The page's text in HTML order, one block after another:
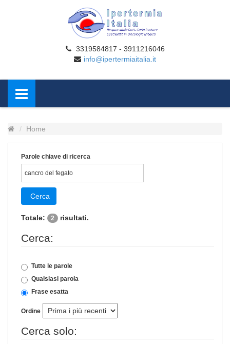
3319584817 - 3911216046
info@ipertermiaitalia.it
Home
Parole chiave di ricerca
Cerca
Totale: 2 risultati.
Cerca:
Tutte le parole
Qualsiasi parola
Frase esatta
Ordine
Cerca solo: